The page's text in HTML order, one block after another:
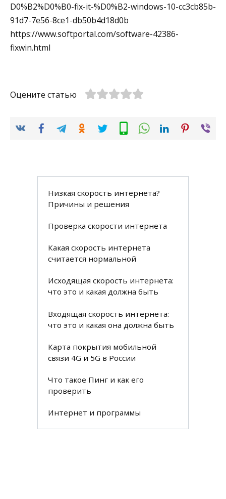
D0%B2%D0%B0-fix-it-%D0%B2-windows-10-cc3cb85b-
91d7-7e56-8ce1-db50b4d18d0b
https://www.softportal.com/software-42386-
fixwin.html
Оцените статью
Низкая скорость интернета?
Причины и решения
Проверка скорости интернета
Какая скорость интернета
считается нормальной
Исходящая скорость интернета:
что это и какая должна быть
Входящая скорость интернета:
что это и какая она должна быть
Карта покрытия мобильной
связи 4G и 5G в России
Что такое Пинг и как его
проверить
Интернет и программы